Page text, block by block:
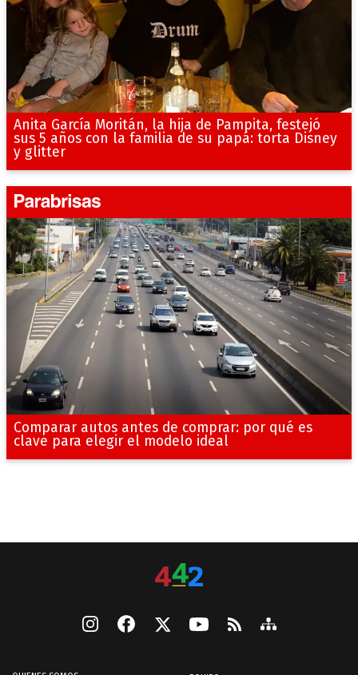
Anita García Moritán, la hija de Pampita, festejó
sus 5 años con la familia de su papá: torta Disney
y glitter
Comparar autos antes de comprar: por qué es
clave para elegir el modelo ideal